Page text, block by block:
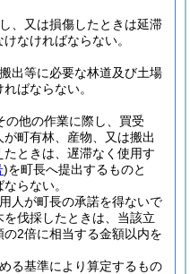
、又は損傷したときは延滞
なければならない。
出等に必要な林道及び土場
ばならない。
の他の作業に際し、買受
町有林、産物、又は搬出
ときは、遅滞なく使用す
)を町長へ提出するものと
らない。
人が町長の承諾を得ないで
伐採したときは、当該立
2倍に相当する金額以内を
る基準により算定するもの